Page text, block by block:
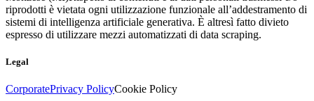
riprodotti è vietata ogni utilizzazione funzionale all’addestramento di
sistemi di intelligenza artificiale generativa. È altresì fatto divieto
espresso di utilizzare mezzi automatizzati di data scraping.
Legal
CorporatePrivacy PolicyCookie Policy